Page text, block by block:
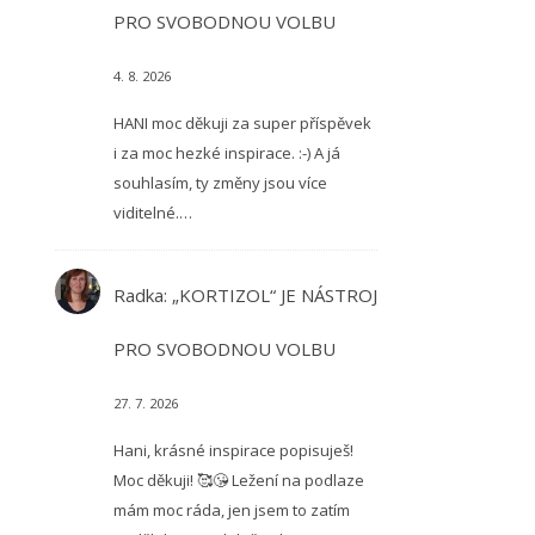
PRO SVOBODNOU VOLBU
4. 8. 2026
HANI moc děkuji za super příspěvek
i za moc hezké inspirace. :-) A já
souhlasím, ty změny jsou více
viditelné.…
Radka: „KORTIZOL“ JE NÁSTROJ
PRO SVOBODNOU VOLBU
27. 7. 2026
Hani, krásné inspirace popisuješ!
Moc děkuji! 🥰😘 Ležení na podlaze
mám moc ráda, jen jsem to zatím